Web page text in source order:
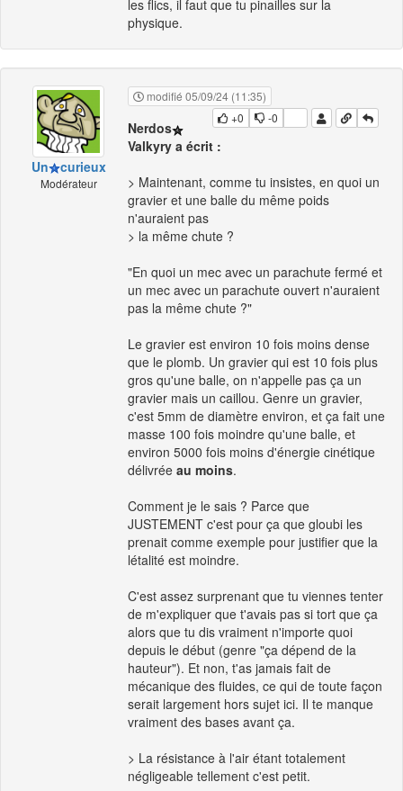
les flics, il faut que tu pinailles sur la
physique.
Un curieux
Modérateur
modifié 05/09/24 (11:35)
+0
-0
Nerdos
Valkyry a écrit :
> Maintenant, comme tu insistes, en quoi un
gravier et une balle du même poids
n'auraient pas
> la même chute ?
"En quoi un mec avec un parachute fermé et
un mec avec un parachute ouvert n'auraient
pas la même chute ?"
Le gravier est environ 10 fois moins dense
que le plomb. Un gravier qui est 10 fois plus
gros qu'une balle, on n'appelle pas ça un
gravier mais un caillou. Genre un gravier,
c'est 5mm de diamètre environ, et ça fait une
masse 100 fois moindre qu'une balle, et
environ 5000 fois moins d'énergie cinétique
délivrée au moins.
Comment je le sais ? Parce que
JUSTEMENT c'est pour ça que gloubi les
prenait comme exemple pour justifier que la
létalité est moindre.
C'est assez surprenant que tu viennes tenter
de m'expliquer que t'avais pas si tort que ça
alors que tu dis vraiment n'importe quoi
depuis le début (genre "ça dépend de la
hauteur"). Et non, t'as jamais fait de
mécanique des fluides, ce qui de toute façon
serait largement hors sujet ici. Il te manque
vraiment des bases avant ça.
> La résistance à l'air étant totalement
négligeable tellement c'est petit.